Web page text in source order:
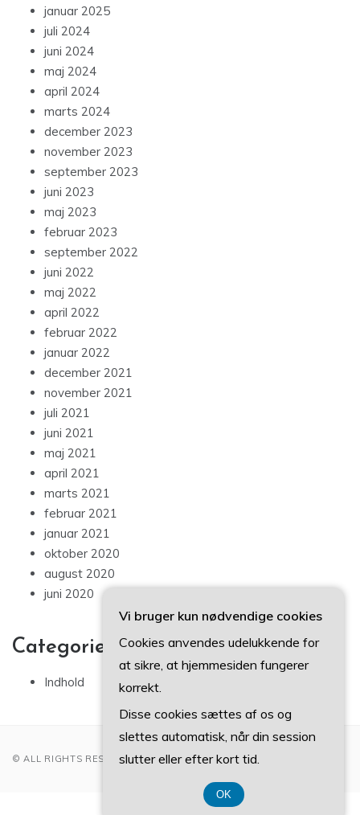
januar 2025
juli 2024
juni 2024
maj 2024
april 2024
marts 2024
december 2023
november 2023
september 2023
juni 2023
maj 2023
februar 2023
september 2022
juni 2022
maj 2022
april 2022
februar 2022
januar 2022
december 2021
november 2021
juli 2021
juni 2021
maj 2021
april 2021
marts 2021
februar 2021
januar 2021
oktober 2020
august 2020
juni 2020
Categories
Indhold
© ALL RIGHTS RESERVED 2022
Vi bruger kun nødvendige cookies
Cookies anvendes udelukkende for
at sikre, at hjemmesiden fungerer
korrekt.
Disse cookies sættes af os og
slettes automatisk, når din session
slutter eller efter kort tid.
OK